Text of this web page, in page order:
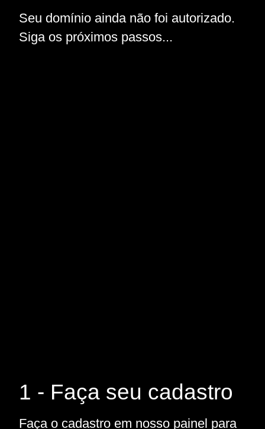
Seu domínio ainda não foi autorizado.
Siga os próximos passos...
1 - Faça seu cadastro
Faça o cadastro em nosso painel para